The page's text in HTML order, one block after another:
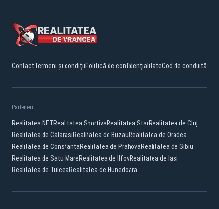
ContactTermeni și condițiiPolitică de confidențialitateCod de conduită
Parteneri:
Realitatea.NETRealitatea SportivaRealitatea StarRealitatea de Cluj
Realitatea de CalarasiRealitatea de BuzauRealitatea de Oradea
Realitatea de ConstantaRealitatea de PrahovaRealitatea de Sibiu
Realitatea de Satu MareRealitatea de IlfovRealitatea de Iasi
Realitatea de TulceaRealitatea de Hunedoara